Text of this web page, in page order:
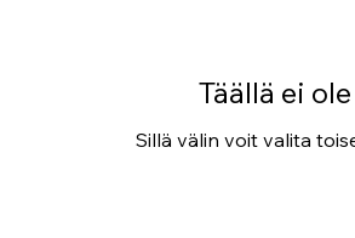
Täällä ei
Sillä välin voit valita